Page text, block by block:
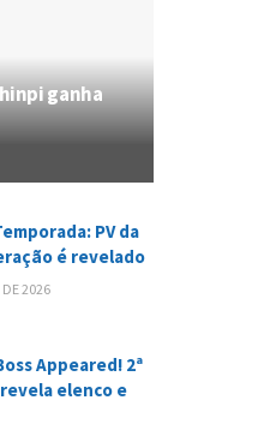
ganha
PV da
é revelado
2026
Appeared! 2ª
elenco e